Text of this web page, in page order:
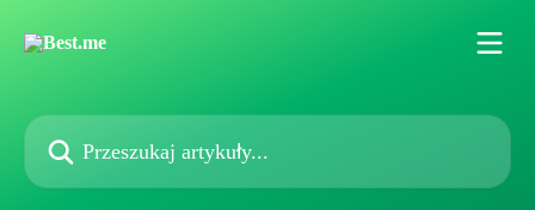
Przeszukaj artykuły...